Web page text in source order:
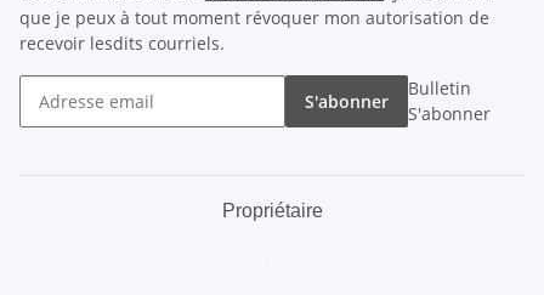
que je peux à tout moment révoquer mon autorisation de
recevoir lesdits courriels.
S'abonner
Bulletin
S'abonner
Propriétaire